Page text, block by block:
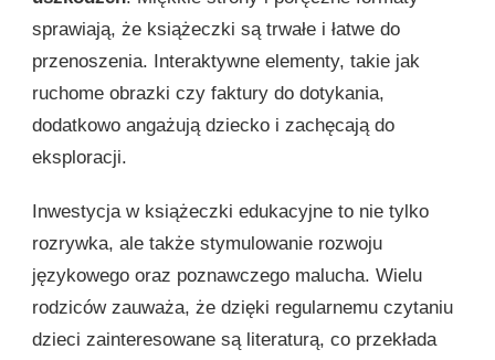
sprawiają, że książeczki są trwałe i łatwe do
przenoszenia. Interaktywne elementy, takie jak
ruchome obrazki czy faktury do dotykania,
dodatkowo angażują dziecko i zachęcają do
eksploracji.
Inwestycja w książeczki edukacyjne to nie tylko
rozrywka, ale także stymulowanie rozwoju
językowego oraz poznawczego malucha. Wielu
rodziców zauważa, że dzięki regularnemu czytaniu
dzieci zainteresowane są literaturą, co przekłada